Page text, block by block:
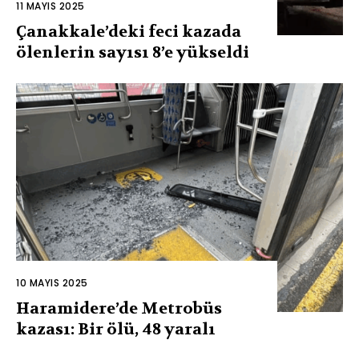
11 MAYIS 2025
Çanakkale’deki feci kazada
ölenlerin sayısı 8’e yükseldi
10 MAYIS 2025
Haramidere’de Metrobüs
kazası: Bir ölü, 48 yaralı